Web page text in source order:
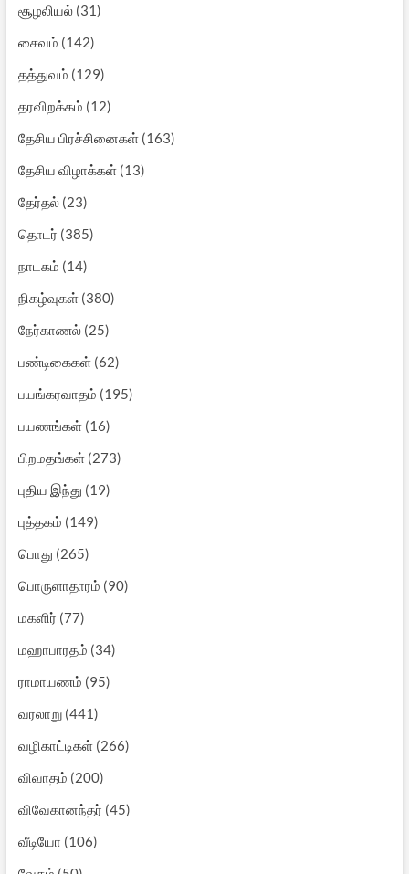
சூழலியல்(31)
சைவம் (142)
தத்துவம் (129)
தரவிறக்கம் (12)
தேசிய பிரச்சினைகள்(163)
தேசிய விழாக்கள்(13)
தேர்தல்(23)
தொடர் (385)
நாடகம் (14)
நிகழ்வுகள்(380)
நேர்காணல்(25)
பண்டிகைகள்(62)
பயங்கரவாதம் (195)
பயணங்கள்(16)
பிறமதங்கள்(273)
புதிய இந்து (19)
புத்தகம் (149)
பொது (265)
பொருளாதாரம் (90)
மகளிர் (77)
மஹாபாரதம் (34)
ராமாயணம் (95)
வரலாறு(441)
வழிகாட்டிகள்(266)
விவாதம் (200)
விவேகானந்தர் (45)
வீடியோ (106)